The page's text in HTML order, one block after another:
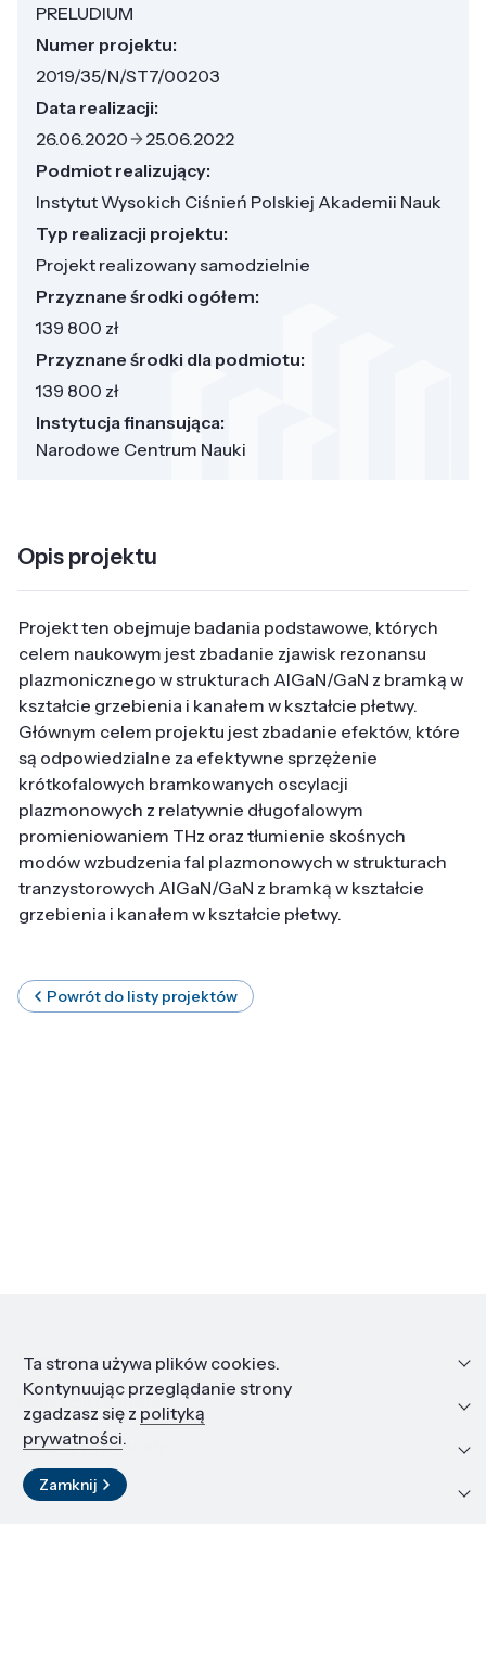
PRELUDIUM
Numer projektu:
2019/35/N/ST7/00203
Data realizacji:
26.06.2020
25.06.2022
Podmiot realizujący:
Instytut Wysokich Ciśnień Polskiej Akademii Nauk
Typ realizacji projektu:
Projekt realizowany samodzielnie
Przyznane środki ogółem:
139 800 zł
Przyznane środki dla podmiotu:
139 800 zł
Instytucja finansująca:
Narodowe Centrum Nauki
Opis projektu
Projekt ten obejmuje badania podstawowe, których
celem naukowym jest zbadanie zjawisk rezonansu
plazmonicznego w strukturach AlGaN/GaN z bramką w
kształcie grzebienia i kanałem w kształcie płetwy.
Głównym celem projektu jest zbadanie efektów, które
są odpowiedzialne za efektywne sprzężenie
krótkofalowych bramkowanych oscylacji
plazmonowych z relatywnie długofalowym
promieniowaniem THz oraz tłumienie skośnych
modów wzbudzenia fal plazmonowych w strukturach
tranzystorowych AlGaN/GaN z bramką w kształcie
grzebienia i kanałem w kształcie płetwy.
Powrót do listy projektów
Informacje
Edukacja i kariera
Zasoby i materiały
Kontakt
Ta strona używa plików cookies.
Kontynuując przeglądanie strony
zgadzasz się z polityką
prywatności.
Zamknij